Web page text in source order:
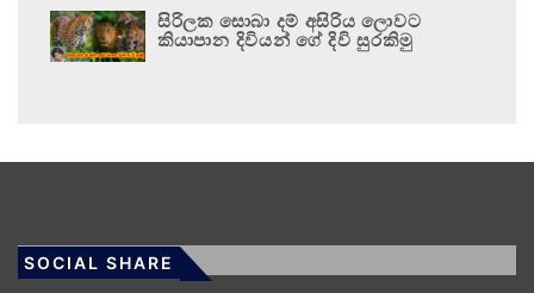
සිරිලක සොබා දම් අසිරිය ලොවට
කියාපාන දිවියන් ගේ දිවි සුරකිමු
SOCIAL SHARE